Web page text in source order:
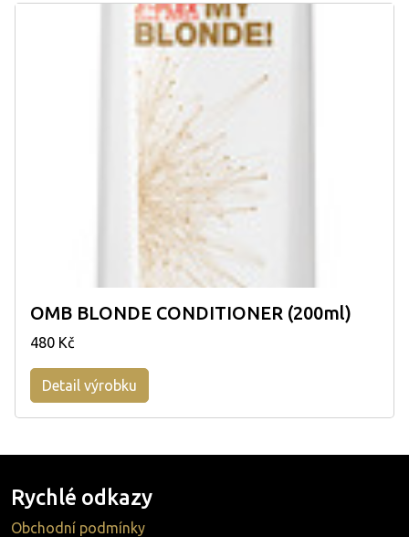
OMB BLONDE CONDITIONER (200ml)
480 Kč
Detail výrobku
Rychlé odkazy
Obchodní podmínky